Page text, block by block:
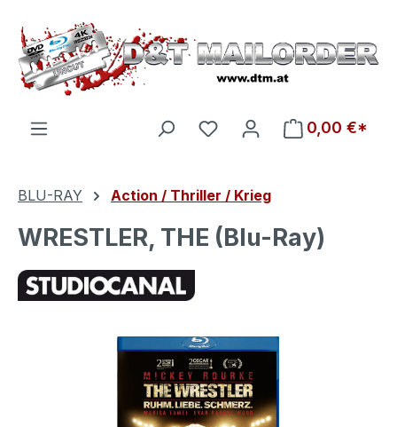
Zum Hauptinhalt springen
Du hast 0 Produkte auf
0,00 €*
BLU-RAY Action / Thriller / Krieg
WRESTLER, THE (Blu-Ray)
Bildergalerie überspringen